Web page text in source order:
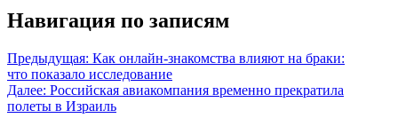
Навигация по записям
Предыдущая: Как онлайн-знакомства влияют на браки:
что показало исследование
Далее: Российская авиакомпания временно прекратила
полеты в Израиль